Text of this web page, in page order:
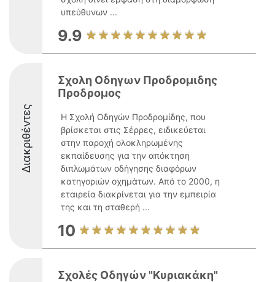
υπεύθυνων ...
9.9
Διακριθέντες
Σχολη Οδηγων Προδρομιδης
Προδρομος
Η Σχολή Οδηγών Προδρομίδης, που
βρίσκεται στις Σέρρες, ειδικεύεται
στην παροχή ολοκληρωμένης
εκπαίδευσης για την απόκτηση
διπλωμάτων οδήγησης διαφόρων
κατηγοριών οχημάτων. Από το 2000, η
εταιρεία διακρίνεται για την εμπειρία
της και τη σταθερή ...
10
Σχολές Οδηγών "Κυριακάκη"